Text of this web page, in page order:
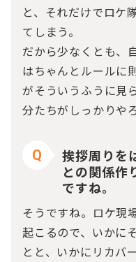
と、それだけでロケ
てしまう。
だから少なくとも、
はちゃんとルールに
がそういうふうに見
分たちがしっかりや
Q
挨拶周りを
との関係作
ですね。
そうですね。ロケ現
起こるので、いかに
とと、いかにリカバ